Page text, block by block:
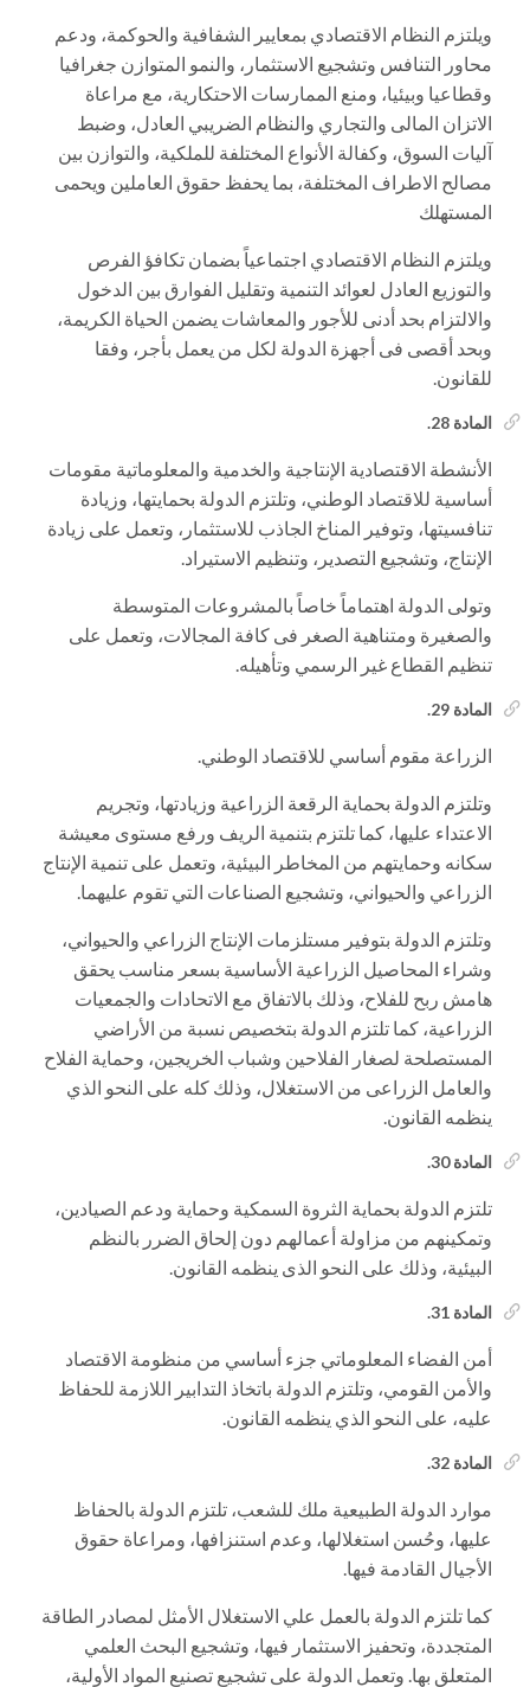
ويلتزم النظام الاقتصادي بمعايير الشفافية والحوكمة، ودعم
محاور التنافس وتشجيع الاستثمار، والنمو المتوازن جغرافيا
وقطاعيا وبيئيا، ومنع الممارسات الاحتكارية، مع مراعاة
الاتزان المالى والتجاري والنظام الضريبي العادل، وضبط
آليات السوق، وكفالة الأنواع المختلفة للملكية، والتوازن بين
مصالح الاطراف المختلفة، بما يحفظ حقوق العاملين ويحمى
المستهلك
ويلتزم النظام الاقتصادي اجتماعياً بضمان تكافؤ الفرص
والتوزيع العادل لعوائد التنمية وتقليل الفوارق بين الدخول
والالتزام بحد أدنى للأجور والمعاشات يضمن الحياة الكريمة،
وبحد أقصى فى أجهزة الدولة لكل من يعمل بأجر، وفقا
للقانون.
المادة 28.
الأنشطة الاقتصادية الإنتاجية والخدمية والمعلوماتية مقومات
أساسية للاقتصاد الوطني، وتلتزم الدولة بحمايتها، وزيادة
تنافسيتها، وتوفير المناخ الجاذب للاستثمار، وتعمل على زيادة
الإنتاج، وتشجيع التصدير، وتنظيم الاستيراد.
وتولى الدولة اهتماماً خاصاً بالمشروعات المتوسطة
والصغيرة ومتناهية الصغر فى كافة المجالات، وتعمل على
تنظيم القطاع غير الرسمي وتأهيله.
المادة 29.
الزراعة مقوم أساسي للاقتصاد الوطني.
وتلتزم الدولة بحماية الرقعة الزراعية وزيادتها، وتجريم
الاعتداء عليها، كما تلتزم بتنمية الريف ورفع مستوى معيشة
سكانه وحمايتهم من المخاطر البيئية، وتعمل على تنمية الإنتاج
الزراعي والحيواني، وتشجيع الصناعات التي تقوم عليهما.
وتلتزم الدولة بتوفير مستلزمات الإنتاج الزراعي والحيواني،
وشراء المحاصيل الزراعية الأساسية بسعر مناسب يحقق
هامش ربح للفلاح، وذلك بالاتفاق مع الاتحادات والجمعيات
الزراعية، كما تلتزم الدولة بتخصيص نسبة من الأراضي
المستصلحة لصغار الفلاحين وشباب الخريجين، وحماية الفلاح
والعامل الزراعى من الاستغلال، وذلك كله على النحو الذي
ينظمه القانون.
المادة 30.
تلتزم الدولة بحماية الثروة السمكية وحماية ودعم الصيادين،
وتمكينهم من مزاولة أعمالهم دون إلحاق الضرر بالنظم
البيئية، وذلك على النحو الذى ينظمه القانون.
المادة 31.
أمن الفضاء المعلوماتي جزء أساسي من منظومة الاقتصاد
والأمن القومي، وتلتزم الدولة باتخاذ التدابير اللازمة للحفاظ
عليه، على النحو الذي ينظمه القانون.
المادة 32.
موارد الدولة الطبيعية ملك للشعب، تلتزم الدولة بالحفاظ
عليها، وحُسن استغلالها، وعدم استنزافها، ومراعاة حقوق
الأجيال القادمة فيها.
كما تلتزم الدولة بالعمل علي الاستغلال الأمثل لمصادر الطاقة
المتجددة، وتحفيز الاستثمار فيها، وتشجيع البحث العلمي
المتعلق بها. وتعمل الدولة على تشجيع تصنيع المواد الأولية،